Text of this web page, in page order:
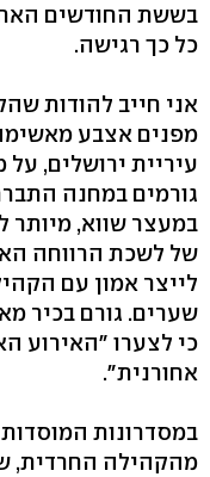
בששת החודשים
כל כך רגישה.
אני חייב להודות
מפנים אצבע
עיריית ירושלים,
גורמים במחנה
במעצר שווא, מיותר
של לשכת הרווחה
לייצר אמון עם
שערים. גורם בכיר
אחורנית".
במסדרונות
מהקהילה החרדית,